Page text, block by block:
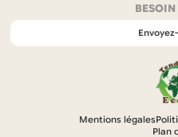
Mentions légales
Plan